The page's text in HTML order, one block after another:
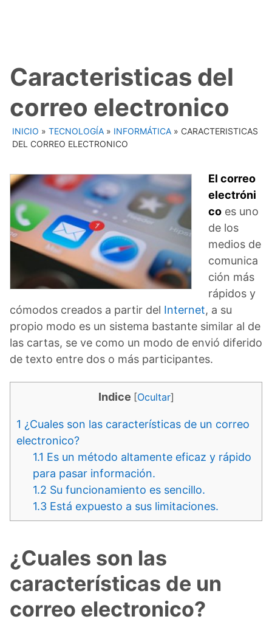
Caracteristicas del
correo electronico
INICIO » TECNOLOGÍA » INFORMÁTICA » CARACTERISTICAS
DEL CORREO ELECTRONICO
El correo
electróni
co es uno
de los
medios de
comunica
ción más
rápidos y
cómodos creados a partir del Internet, a su
propio modo es un sistema bastante similar al de
las cartas, se ve como un modo de envió diferido
de texto entre dos o más participantes.
Indice [Ocultar]
1 ¿Cuales son las características de un correo
electronico?
1.1 Es un método altamente eficaz y rápido
para pasar información.
1.2 Su funcionamiento es sencillo.
1.3 Está expuesto a sus limitaciones.
¿Cuales son las
características de un
correo electronico?